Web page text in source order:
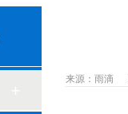
来源：雨滴